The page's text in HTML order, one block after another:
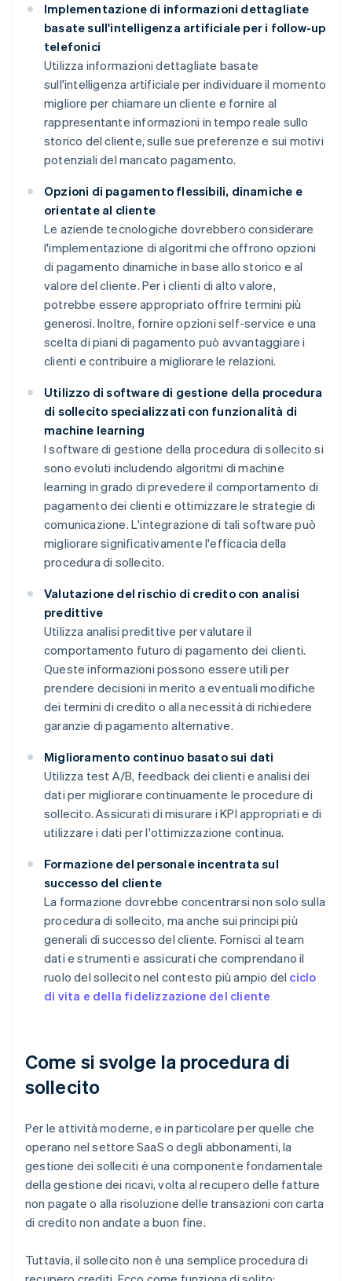
Implementazione di informazioni dettagliate
basate sull'intelligenza artificiale per i follow-up
telefonici
Utilizza informazioni dettagliate basate
sull'intelligenza artificiale per individuare il momento
migliore per chiamare un cliente e fornire al
rappresentante informazioni in tempo reale sullo
storico del cliente, sulle sue preferenze e sui motivi
potenziali del mancato pagamento.
Opzioni di pagamento flessibili, dinamiche e
orientate al cliente
Le aziende tecnologiche dovrebbero considerare
l'implementazione di algoritmi che offrono opzioni
di pagamento dinamiche in base allo storico e al
valore del cliente. Per i clienti di alto valore,
potrebbe essere appropriato offrire termini più
generosi. Inoltre, fornire opzioni self-service e una
scelta di piani di pagamento può avvantaggiare i
clienti e contribuire a migliorare le relazioni.
Utilizzo di software di gestione della procedura
di sollecito specializzati con funzionalità di
machine learning
I software di gestione della procedura di sollecito si
sono evoluti includendo algoritmi di machine
learning in grado di prevedere il comportamento di
pagamento dei clienti e ottimizzare le strategie di
comunicazione. L'integrazione di tali software può
migliorare significativamente l'efficacia della
procedura di sollecito.
Valutazione del rischio di credito con analisi
predittive
Utilizza analisi predittive per valutare il
comportamento futuro di pagamento dei clienti.
Queste informazioni possono essere utili per
prendere decisioni in merito a eventuali modifiche
dei termini di credito o alla necessità di richiedere
garanzie di pagamento alternative.
Miglioramento continuo basato sui dati
Utilizza test A/B, feedback dei clienti e analisi dei
dati per migliorare continuamente le procedure di
sollecito. Assicurati di misurare i KPI appropriati e di
utilizzare i dati per l'ottimizzazione continua.
Formazione del personale incentrata sul
successo del cliente
La formazione dovrebbe concentrarsi non solo sulla
procedura di sollecito, ma anche sui principi più
generali di successo del cliente. Fornisci al team
dati e strumenti e assicurati che comprendano il
ruolo del sollecito nel contesto più ampio del ciclo
di vita e della fidelizzazione del cliente
Come si svolge la procedura di
sollecito
Per le attività moderne, e in particolare per quelle che
operano nel settore SaaS o degli abbonamenti, la
gestione dei solleciti è una componente fondamentale
della gestione dei ricavi, volta al recupero delle fatture
non pagate o alla risoluzione delle transazioni con carta
di credito non andate a buon fine.
Tuttavia, il sollecito non è una semplice procedura di